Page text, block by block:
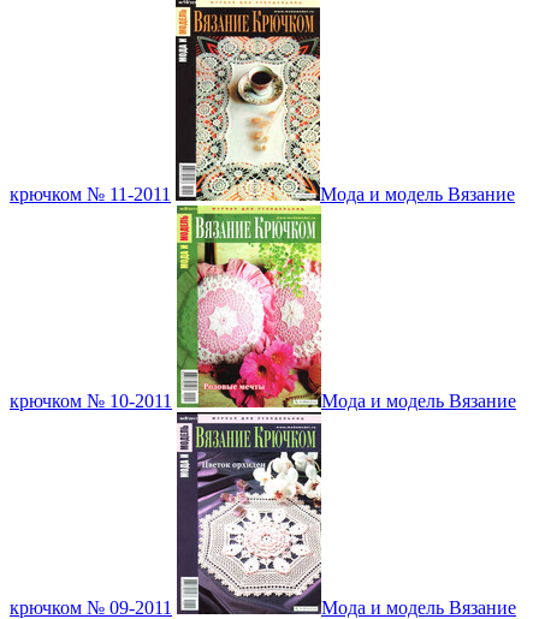
крючком № 11-2011 Мода и модель Вязание
крючком № 10-2011 Мода и модель Вязание
крючком № 09-2011 Мода и модель Вязание